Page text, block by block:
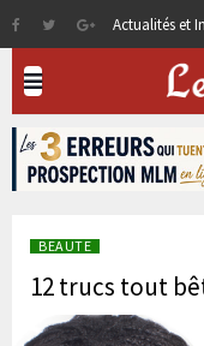
Actualités et
BEAUTE
12 trucs tout